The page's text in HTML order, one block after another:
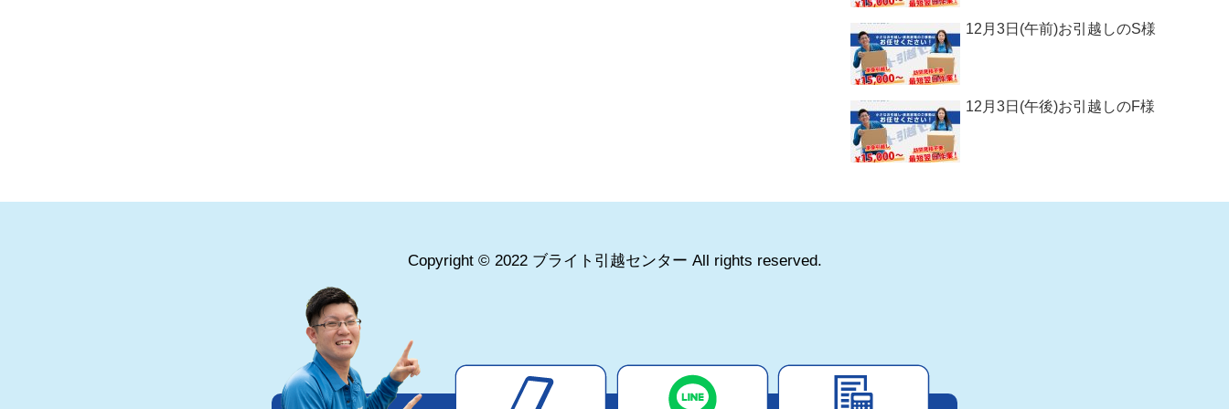
12月3日(午前)お引越しのS様
12月3日(午後)お引越しのF様
Copyright © 2022 ブライト引越センター All rights reserved.